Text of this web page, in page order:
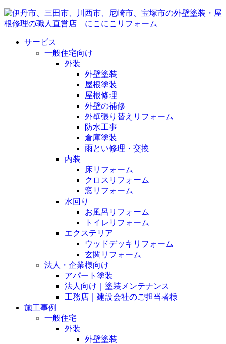
サービス
一般住宅向け
外装
外壁塗装
屋根塗装
屋根修理
外壁の補修
外壁張り替えリフォーム
防水工事
倉庫塗装
雨とい修理・交換
内装
床リフォーム
クロスリフォーム
窓リフォーム
水回り
お風呂リフォーム
トイレリフォーム
エクステリア
ウッドデッキリフォーム
玄関リフォーム
法人・企業様向け
アパート塗装
法人向け｜塗装メンテナンス
工務店｜建設会社のご担当者様
施工事例
一般住宅
外装
外壁塗装